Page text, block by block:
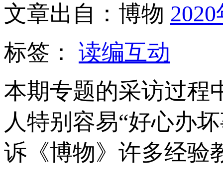
文章出自：博物
标签： 读编互动
本期专题的采访过程
人特别容易“好心办
诉《博物》许多经验